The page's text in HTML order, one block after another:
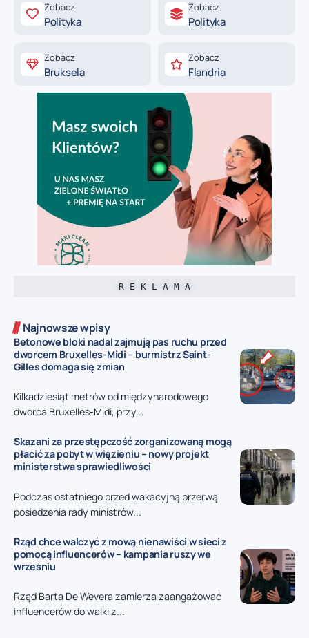
Zobacz
Polityka
Zobacz
Polityka
Zobacz
Bruksela
Zobacz
Flandria
R E K L A M A
Najnowsze wpisy
Betonowe bloki nadal zajmują pas ruchu przed
dworcem Bruxelles-Midi – burmistrz Saint-
Gilles domaga się zmian
Kilkadziesiąt metrów od międzynarodowego
dworca Bruxelles-Midi, przy...
Skazani za przestępczość zorganizowaną mogą
płacić za pobyt w więzieniu – nowy projekt
ministerstwa sprawiedliwości
Podczas ostatniego przed wakacyjną przerwą
posiedzenia rady ministrów...
Rząd chce walczyć z mową nienawiści w sieci z
pomocą influencerów – kampania ruszy we
wrześniu
Rząd Barta De Wevera zamierza zaangażować
influencerów do walki z...